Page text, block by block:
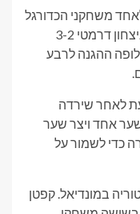
משחקני הכדורגל
הגדולים, והעניק השראה לארגנטינה לניצחון דרמטי 3-2
ההגנה לרבע
לאחר שירדה
אחד ויצר שער
כדי לשמור על
במונדיאל. קפטן